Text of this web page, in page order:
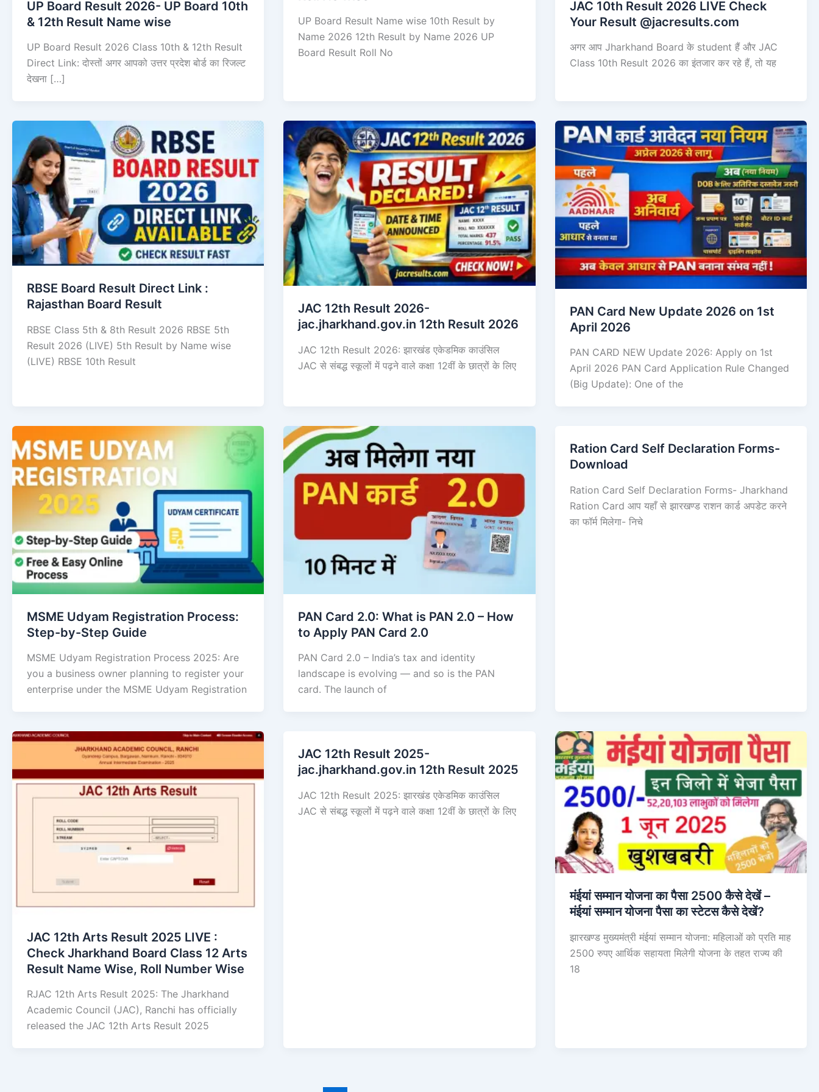
UP Board Result 2026- UP Board 10th
& 12th Result Name wise
UP Board Result 2026 Class 10th & 12th Result
Direct Link: दोस्तों अगर आपको उत्तर प्रदेश बोर्ड का रिजल्ट
देखना […]
UP Board Result Name wise 10th Result by
Name 2026 12th Result by Name 2026 UP
Board Result Roll No
JAC 10th Result 2026 LIVE Check
Your Result @jacresults.com
अगर आप Jharkhand Board के student हैं और JAC
Class 10th Result 2026 का इंतजार कर रहे हैं, तो यह
RBSE Board Result Direct Link : ​
Rajasthan Board Result
RBSE Class 5th & 8th Result 2026 RBSE 5th
Result 2026 (LIVE) 5th Result by Name wise
(LIVE) RBSE 10th Result
JAC 12th Result 2026-
jac.jharkhand.gov.in 12th Result 2026
JAC 12th Result 2026: झारखंड एकेडमिक काउंसिल
JAC से संबद्ध स्कूलों में पढ़ने वाले कक्षा 12वीं के छात्रों के लिए
PAN Card New Update 2026 on 1st
April 2026
PAN CARD NEW Update 2026: Apply on 1st
April 2026 PAN Card Application Rule Changed
(Big Update): One of the
MSME Udyam Registration Process:
Step-by-Step Guide
MSME Udyam Registration Process 2025: Are
you a business owner planning to register your
enterprise under the MSME Udyam Registration
PAN Card 2.0: What is PAN 2.0 – How
to Apply PAN Card 2.0
PAN Card 2.0 – India’s tax and identity
landscape is evolving — and so is the PAN
card. The launch of
Ration Card Self Declaration Forms-
Download
Ration Card Self Declaration Forms- Jharkhand
Ration Card आप यहाँ से झारखण्ड राशन कार्ड अपडेट करने
का फॉर्म मिलेगा- निचे
JAC 12th Arts Result 2025 LIVE :
Check Jharkhand Board Class 12 Arts
Result Name Wise, Roll Number Wise
RJAC 12th Arts Result 2025: The Jharkhand
Academic Council (JAC), Ranchi has officially
released the JAC 12th Arts Result 2025
JAC 12th Result 2025-
jac.jharkhand.gov.in 12th Result 2025
JAC 12th Result 2025: झारखंड एकेडमिक काउंसिल
JAC से संबद्ध स्कूलों में पढ़ने वाले कक्षा 12वीं के छात्रों के लिए
मंईयां सम्मान योजना का पैसा 2500 कैसे देखें –
मंईयां सम्मान योजना पैसा का स्टेटस कैसे देखें?
झारखण्ड मुख्यमंत्री मंईयां सम्मान योजना: महिलाओं को प्रति माह
2500 रुपए आर्थिक सहायता मिलेगी योजना के तहत राज्य की
18